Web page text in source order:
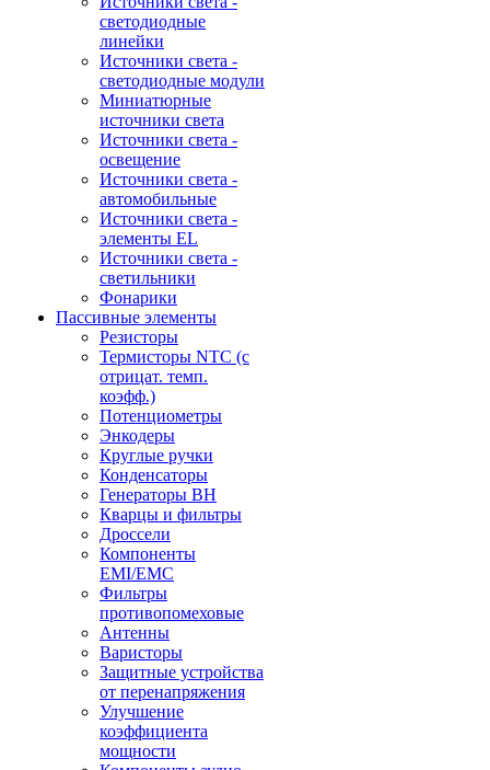
светодиодные
линейки
Источники света -
светодиодные модули
Миниатюрные
источники света
Источники света -
освещение
Источники света -
автомобильные
Источники света -
элементы EL
Источники света -
светильники
Фонарики
Пассивные элементы
Резисторы
Термисторы NTC (с
отрицат. темп.
коэфф.)
Потенциометры
Энкодеры
Круглые ручки
Конденсаторы
Генераторы ВН
Кварцы и фильтры
Дроссели
Компоненты
EMI/EMC
Фильтры
противопомеховые
Антенны
Варисторы
Защитные устройства
от перенапряжения
Улучшение
коэффициента
мощности